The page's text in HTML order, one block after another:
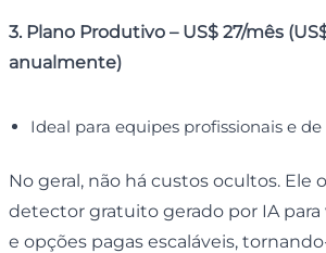
3. Plano Produtivo – US$ 27/mês
anualmente)
Ideal para equipes profissionais e
No geral, não há custos ocultos. Ele
detector gratuito gerado por IA para
e opções pagas escaláveis,